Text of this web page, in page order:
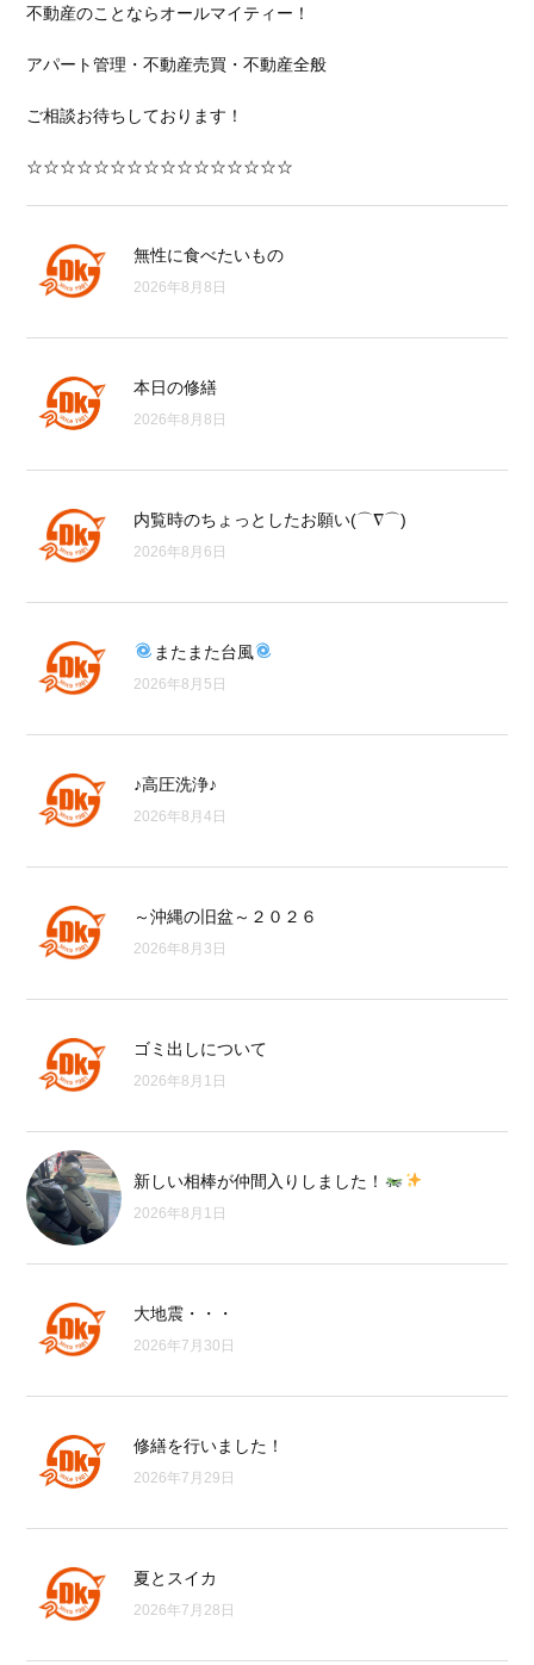
不動産のことならオールマイティー！
アパート管理・不動産売買・不動産全般
ご相談お待ちしております！
☆☆☆☆☆☆☆☆☆☆☆☆☆☆☆☆
無性に食べたいもの
2026年8月8日
本日の修繕
2026年8月8日
内覧時のちょっとしたお願い(⌒∇⌒)
2026年8月6日
またまた台風
2026年8月5日
♪高圧洗浄♪
2026年8月4日
～沖縄の旧盆～２０２６
2026年8月3日
ゴミ出しについて
2026年8月1日
新しい相棒が仲間入りしました！
2026年8月1日
大地震・・・
2026年7月30日
修繕を行いました！
2026年7月29日
夏とスイカ
2026年7月28日